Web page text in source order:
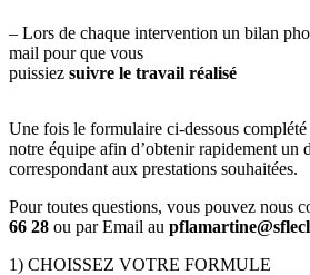
– Lors de chaque intervention un bilan
mail pour que vous
puissiez suivre le travail réalisé
Une fois le formulaire ci-dessous
notre équipe afin d’obtenir rapidement un
correspondant aux prestations souhaitées.
Pour toutes questions, vous pouvez nous
66 28 ou par Email au
1) CHOISSEZ VOTRE FORMULE